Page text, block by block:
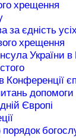
хрещення
єдність
хрещення
України в
Конференції
допомоги
Європі